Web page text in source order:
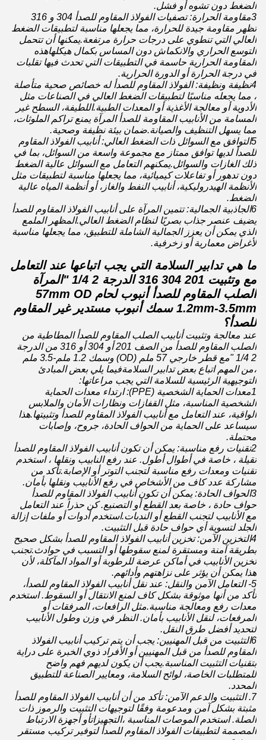
الضغط دون تشوه أو فشل.
3مقاومة الحرارة: تصفيات الفولاذ المقاوم للصدأ 304 و 316
تظهر مقاومة جيدة للحرارة، مما يجعلها مناسبة لتطبيقات الضغط
العالي التي تنطوي على درجات حرارة مرتفعة.يمكنها أن تتحمل
التوسع الحراري والانكماش دون المساس بكمال هيكلهاهذه
المقاومة الحرارية حاسمة في التطبيقات التي تحدث فيها تقلبات
في درجة الحرارة أو الدورة الحرارية.
4نظيفة ونظيفة: الفولاذ المقاوم للصدأ له خصائص صحية متأصلة
، مما يجعله مناسبًا لتطبيقات الضغط العالي في الصناعات مثل
الأدوية أو معالجة الأغذية أو المعدات الطبية.اللطيفة، السطح غير
المسامة من الأنابيب المقاومة للصدأ المرآة يمنع تراكم الملوثات،
مما يسهل التنظيف والصيانة.ضمان بيئة نظيفة وصحية.
5التوافق مع السوائل ذات الضغط العالي: أنابيب الفولاذ المقاوم
للصدأ لديها توافق ممتاز مع مجموعة واسعة من السوائل، بما في
ذلك الغازات والسوائل.يمكنهم التعامل مع السوائل عالية الضغط
دون تدهور أو تفاعلات كيميائية، مما يجعلها مناسبة لتطبيقات مثل
الأنظمة الهيدروليكية، أنابيب النفط والغاز، أو أنظمة المياه عالية
الضغط.
6الجاذبية الجمالية: تتمين المرآة على أنابيب الفولاذ المقاوم للصدأ
يضيف عنصر جذاب بصريًا لنظام الضغط العالي.المظهر الملمع
الذي يمكن أن يعزز الجمالية الشاملة للتطبيق، مما يجعلها مناسبة
لأغراض معمارية أو زخرفية.
ما هي تدابير السلامة التي يجب اتباعها عند التعامل
مع وتثبيت 201 304 316 الدرجة 2 1/4 "المرآة
الصلب المقاوم للصدأ أنبوب لحام 57mm OD
1.2mm-3.5mm سمك أنبوب مستدير غير المقاوم
للصدأ؟
عند معالجة وتثبيت أنابيب الصلب المقاوم للصدأ المطاطية من
الصلب المقاوم للصدأ من الصف 201 أو 304 أو 316 من الدرجة
2 1/4 "مع قطر خارجي 57 ملم (OD) وسمك 1.2 ملم-3.5 ملم
،من المهم اتباع بعض تدابير السلامةفيما يلي بعض المبادئ
التوجيهية الرئيسية للسلامة التي يجب مراعاتها:
1معدات الحماية الشخصية (PPE): ارتداء معدات الحماية
الشخصية المناسبة، مثل القفازات ونظارات الأمان والملابس
الواقية، عند التعامل مع أنابيب الفولاذ المقاوم للصدأ وتثبيتها.هذا
سيساعد على الحماية من الحواف الحادة، جروح، وإصابات
محتملة.
2تقنيات رفع مناسبة: يمكن أن تكون أنابيب الفولاذ المقاوم للصدأ
ثقيلة ، خاصة في أطوال أطول. عند رفع النابيب ونقلها ، استخدم
تقنيات ومعدات رفع مناسبة لتجنب التوتر أو الإصابة.تأكد من
مشاركة عدد كاف من الأشخاص في رفع الأنابيب ونقلها بأمان.
3الحواف الحادة: يمكن أن تكون أنابيب الفولاذ المقاوم للصدأ
حواف حادة ، خاصة بعد القطع أو التصنيع. كن حذراً عند التعامل
مع الأنابيب لتجنب القطع أو الندبات.استخدم أدوات أو ملفات إزالة
الجلد لتسوية أي حواف حادة قبل التثبيت.
4التخزين الآمن: تخزين أنابيب الفولاذ المقاوم للصدأ بشكل صحيح
بطريقة آمنة ومستقرة لمنع سقوطها أو التسبب في حوادث.تجنب
تخزين الأنابيب في أماكن عرضة للرطوبة أو المواد المآكلة، لأن
هذا يمكن أن يؤثر على نزاهتهم وأدائهم.
5- التعامل الآمن والنقل: عند نقل أنابيب الفولاذ المقاوم للصدأ،
تأكد من أنها موثوقة بشكل كاف لمنع الانتقال أو السقوط. استخدم
معدات رفع ومعالجة مناسبة.مثل الرافعات، المرفقات أو
المرفعات، لنقل الأنابيب بأمان. النظر في وزن وطول الأنابيب
لتحديد أفضل طرق النقل.
6التثبيت من قبل المهنيين: يجب أن يتم تركيب أنابيب الفولاذ
المقاوم للصدأ من قبل المهنيين أو الأفراد ذوي الخبرة على دراية
بتقنيات التثبيت المناسبة.يجب أن يكون لديهم فهم واضح
للمتطلبات الخاصة، لوائح السلامة، ومعايير الصناعة للتطبيق
المحدد.
7. التثبيت والدعم الآمن: تأكد من أن أنابيب الفولاذ المقاوم للصدأ
مثبتة بشكل آمن ومدعومة وفقًا لتوجيهات التثبيت والرموز ذات
الصلة. استخدم الموصات المناسبة ،التجهيزاتأو أجهزة الارتباط
المصممة لتطبيقات الفولاذ المقاوم للصدأ لتوفير تركيب مستقر